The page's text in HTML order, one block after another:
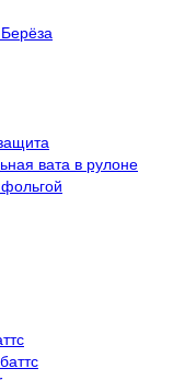
вата в рулоне